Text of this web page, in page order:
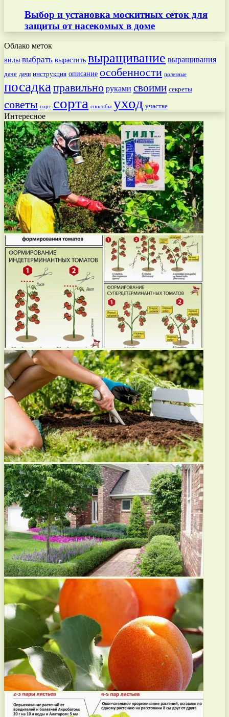
Выбор и установка москитных сеток для
защиты от насекомых в доме
Облако меток
виды выбрать вырастить выращивание выращивания
даче дачи инструкция описание особенности полезные
посадка правильно руками своими секреты
советы сорт сорта способы уход участке
Интересное